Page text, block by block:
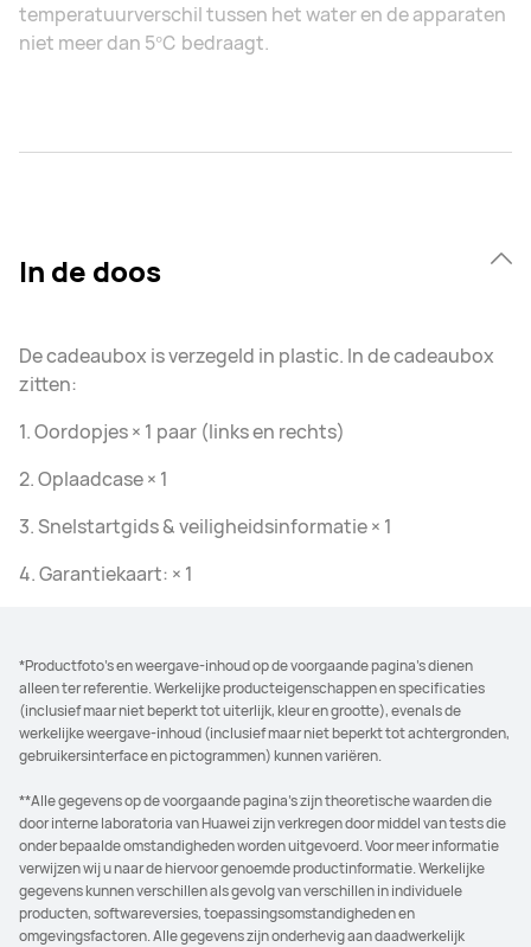
temperatuurverschil tussen het water en de apparaten
niet meer dan 5℃ bedraagt.
In de doos
De cadeaubox is verzegeld in plastic. In de cadeaubox
zitten:
1. Oordopjes × 1 paar (links en rechts)
2. Oplaadcase × 1
3. Snelstartgids & veiligheidsinformatie × 1
4. Garantiekaart: × 1
*Productfoto's en weergave-inhoud op de voorgaande pagina's dienen
alleen ter referentie. Werkelijke producteigenschappen en specificaties
(inclusief maar niet beperkt tot uiterlijk, kleur en grootte), evenals de
werkelijke weergave-inhoud (inclusief maar niet beperkt tot achtergronden,
gebruikersinterface en pictogrammen) kunnen variëren.
**Alle gegevens op de voorgaande pagina's zijn theoretische waarden die
door interne laboratoria van Huawei zijn verkregen door middel van tests die
onder bepaalde omstandigheden worden uitgevoerd. Voor meer informatie
verwijzen wij u naar de hiervoor genoemde productinformatie. Werkelijke
gegevens kunnen verschillen als gevolg van verschillen in individuele
producten, softwareversies, toepassingsomstandigheden en
omgevingsfactoren. Alle gegevens zijn onderhevig aan daadwerkelijk